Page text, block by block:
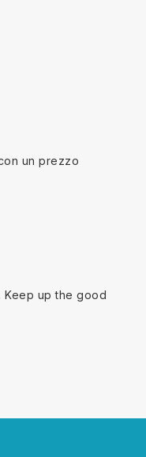
un prezzo
up the good